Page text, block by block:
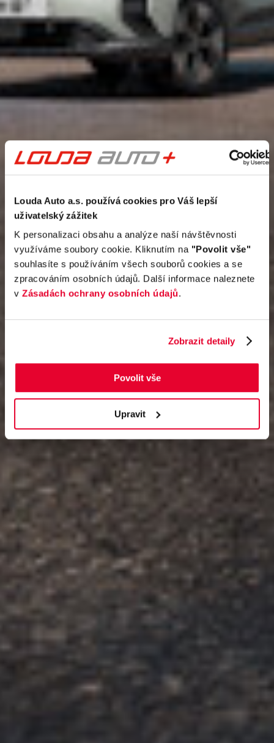
Louda Auto a.s. používá cookies pro Váš lepší
uživatelský zážitek
K personalizaci obsahu a analýze naší návštěvnosti
využíváme soubory cookie. Kliknutím na "Povolit vše"
souhlasíte s používáním všech souborů cookies a se
zpracováním osobních údajů. Další informace naleznete
v Zásadách ochrany osobních údajů.
Zobrazit detaily
Povolit vše
Upravit